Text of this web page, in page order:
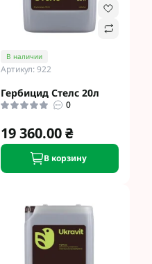
В наличии
Артикул: 922
Гербицид Стелс 20л
0
19 360.00 ₴
В корзину